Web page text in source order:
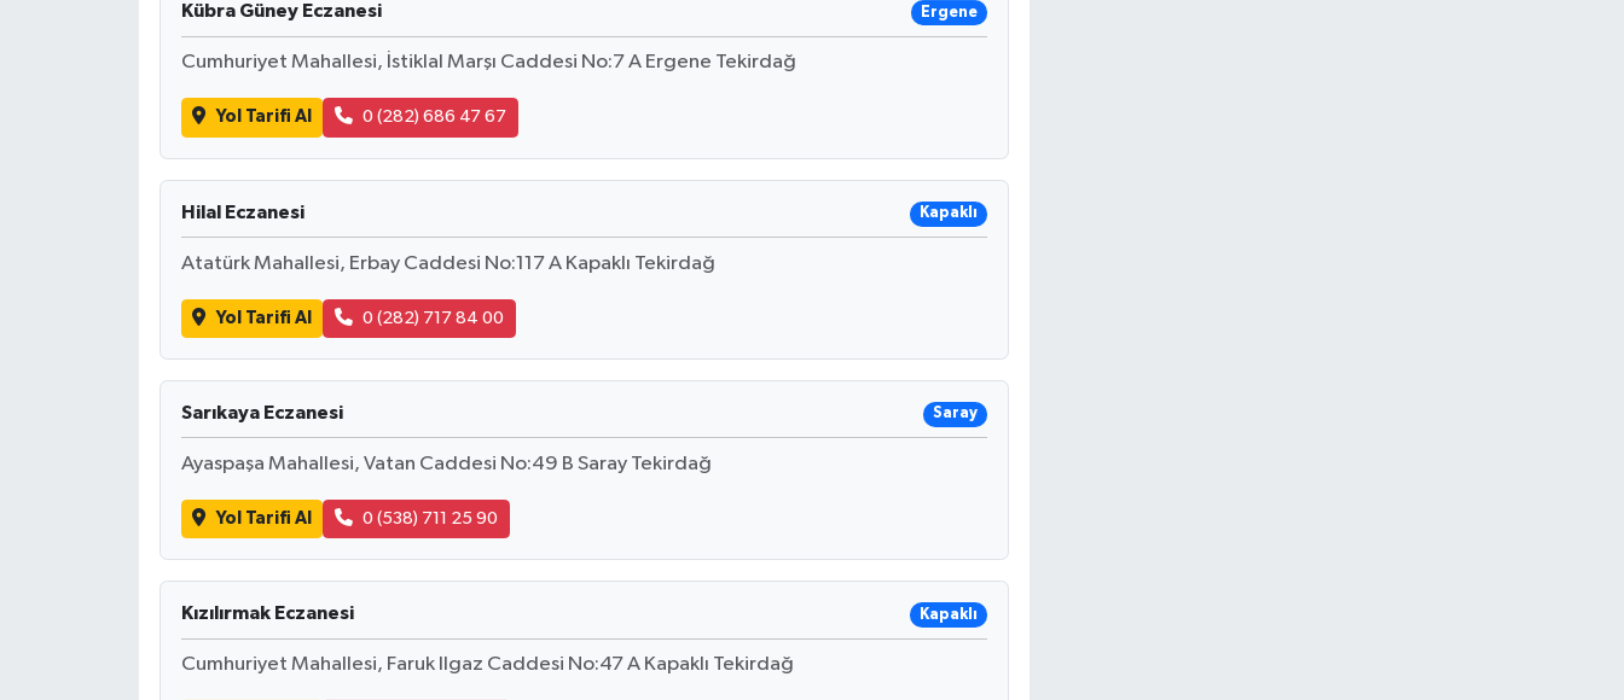
Kübra Güney Eczanesi Ergene
Cumhuriyet Mahallesi, İstiklal Marşı Caddesi No:7 A Ergene Tekirdağ
Yol Tarifi Al 0 (282) 686 47 67
Hilal Eczanesi Kapaklı
Atatürk Mahallesi, Erbay Caddesi No:117 A Kapaklı Tekirdağ
Yol Tarifi Al 0 (282) 717 84 00
Sarıkaya Eczanesi Saray
Ayaspaşa Mahallesi, Vatan Caddesi No:49 B Saray Tekirdağ
Yol Tarifi Al 0 (538) 711 25 90
Kızılırmak Eczanesi Kapaklı
Cumhuriyet Mahallesi, Faruk Ilgaz Caddesi No:47 A Kapaklı Tekirdağ